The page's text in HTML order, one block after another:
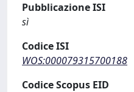
Pubblicazione ISI
sì
Codice ISI
WOS:000079315700188
Codice Scopus EID